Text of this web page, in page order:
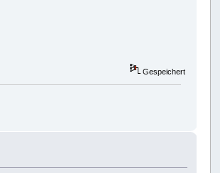
Gespeichert